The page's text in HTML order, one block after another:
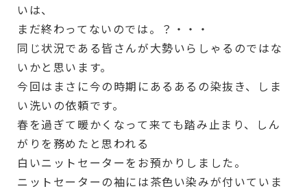
いは、
まだ終わってないのでは。？・・・
同じ状況である皆さんが大勢いらしゃるのではな
いかと思います。
今回はまさに今の時期にあるあるの染抜き、しま
い洗いの依頼です。
春を過ぎて暖かくなって来ても踏み止まり、しん
がりを務めたと思われる
白いニットセーターをお預かりしました。
ニットセーターの袖には茶色い染みが付いていま